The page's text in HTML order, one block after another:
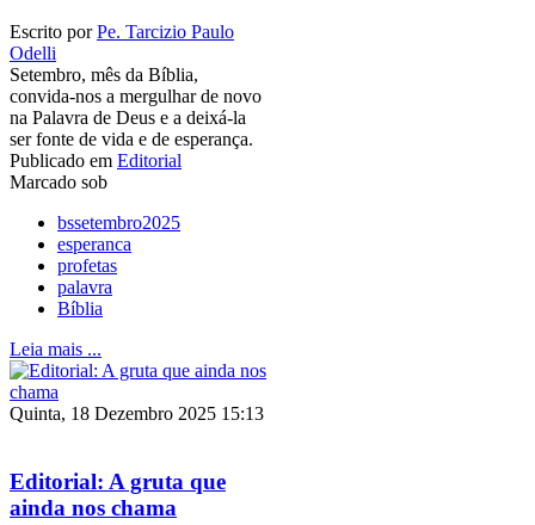
Escrito porPe. Tarcizio Paulo
Odelli
Setembro, mês da Bíblia,
convida-nos a mergulhar de novo
na Palavra de Deus e a deixá-la
ser fonte de vida e de esperança.
Publicado em Editorial
Marcado sob
bssetembro2025
esperanca
profetas
palavra
Bíblia
Leia mais ...
Quinta, 18 Dezembro 2025 15:13
Editorial: A gruta que
ainda nos chama